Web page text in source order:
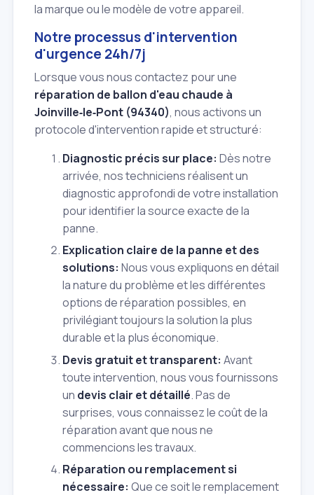
la marque ou le modèle de votre appareil.
Notre processus d'intervention
d'urgence 24h/7j
Lorsque vous nous contactez pour une
réparation de ballon d'eau chaude à
Joinville‑le‑Pont (94340), nous activons un
protocole d'intervention rapide et structuré:
Diagnostic précis sur place: Dès notre
arrivée, nos techniciens réalisent un
diagnostic approfondi de votre installation
pour identifier la source exacte de la
panne.
Explication claire de la panne et des
solutions: Nous vous expliquons en détail
la nature du problème et les différentes
options de réparation possibles, en
privilégiant toujours la solution la plus
durable et la plus économique.
Devis gratuit et transparent: Avant
toute intervention, nous vous fournissons
un devis clair et détaillé. Pas de
surprises, vous connaissez le coût de la
réparation avant que nous ne
commencions les travaux.
Réparation ou remplacement si
nécessaire: Que ce soit le remplacement